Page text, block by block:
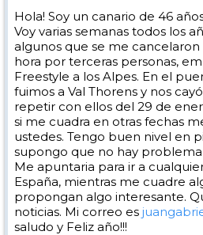
Hola! Soy un canario de 46
Voy varias semanas todos los
algunos que se me cancelaron
hora por terceras personas,
Freestyle a los Alpes. En el
fuimos a Val Thorens y nos
repetir con ellos del 29 de
si me cuadra en otras fechas
ustedes. Tengo buen nivel en
supongo que no hay
Me apuntaria para ir a
España, mientras me cuadre
propongan algo interesante.
noticias. Mi correo es
saludo y Feliz año!!!